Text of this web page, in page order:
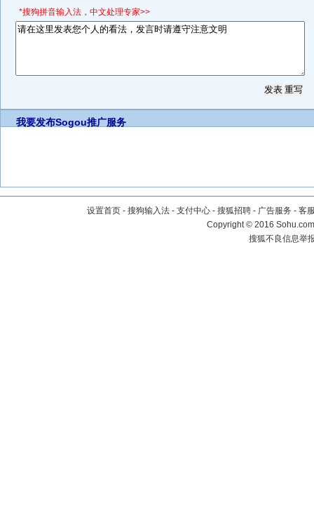
*搜狗拼音输入法，中文处理专家>>
我要发布Sogou推广服务
设置首页 - 搜狗输入法 - 支付中心 - 搜狐招聘 - 广告服务 - 客
Copyright©2016
搜狐不良信息举